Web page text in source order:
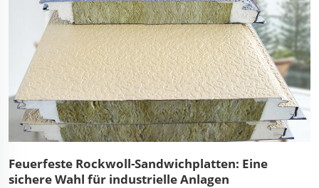
Feuerfeste Rockwoll-Sandwichplatten: Eine
sichere Wahl für industrielle Anlagen